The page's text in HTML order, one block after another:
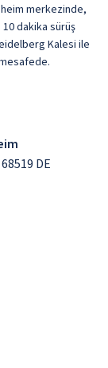
merkezinde,
10 dakika sürüş
Kalesi ile
DE